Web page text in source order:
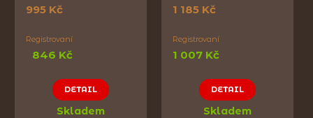
995 Kč
Registrovaní
846 Kč
DETAIL
Skladem
1 185 Kč
Registrovaní
1 007 Kč
DETAIL
Skladem